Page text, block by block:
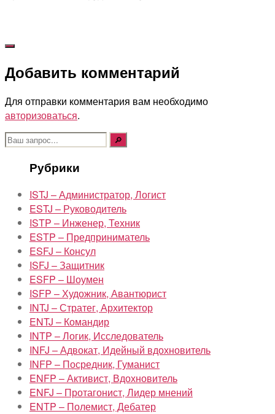
Добавить комментарий
Для отправки комментария вам необходимо
авторизоваться.
Поиск:
Рубрики
ISTJ – Администратор, Логист
ESTJ – Руководитель
ISTP – Инженер, Техник
ESTP – Предприниматель
ESFJ – Консул
ISFJ – Защитник
ESFP – Шоумен
ISFP – Художник, Авантюрист
INTJ – Стратег, Архитектор
ENTJ – Командир
INTP – Логик, Исследователь
INFJ – Адвокат, Идейный вдохновитель
INFP – Посредник, Гуманист
ENFP – Активист, Вдохновитель
ENFJ – Протагонист, Лидер мнений
ENTP – Полемист, Дебатер